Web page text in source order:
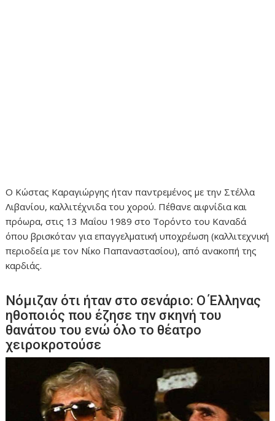
Ο Κώστας Καραγιώργης ήταν παντρεμένος με την Στέλλα
Λιβανίου, καλλιτέχνιδα του χορού. Πέθανε αιφνίδια και
πρόωρα, στις 13 Μαΐου 1989 στο Τορόντο του Καναδά
όπου βρισκόταν για επαγγελματική υποχρέωση (καλλιτεχνική
περιοδεία με τον Νίκο Παπαναστασίου), από ανακοπή της
καρδιάς.
Νόμιζαν ότι ήταν στο σενάριο: Ο Έλληνας
ηθοποιός που έζησε την σκηνή του
θανάτου του ενώ όλο το θέατρο
χειροκροτούσε